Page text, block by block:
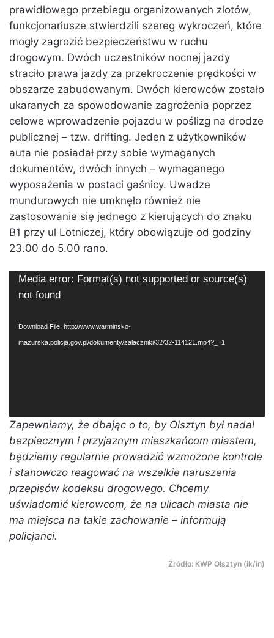
prawidłowego przebiegu organizowanych zlotów,
funkcjonariusze stwierdzili szereg wykroczeń, które
mogły zagrozić bezpieczeństwu w ruchu
drogowym. Dwóch uczestników nocnej jazdy
straciło prawa jazdy za przekroczenie prędkości w
obszarze zabudowanym. Dwóch kierowców zostało
ukaranych za spowodowanie zagrożenia poprzez
celowe wprowadzenie pojazdu w poślizg na drodze
publicznej – tzw. drifting. Jeden z użytkowników
auta nie posiadał przy sobie wymaganych
dokumentów, dwóch innych – wymaganego
wyposażenia w postaci gaśnicy. Uwadze
mundurowych nie umknęło również nie
zastosowanie się jednego z kierujących do znaku
B1 przy ul Lotniczej, który obowiązuje od godziny
23.00 do 5.00 rano.
Video
Player
Media error: Format(s) not supported or source(s)
not found
Download File: http://www.warminsko-
mazurska.policja.gov.pl/dokumenty/zalaczniki/32/32-114121.mp4?_=1
Zapewniamy, że dbając o to, by Olsztyn był nadal
bezpiecznym i przyjaznym mieszkańcom miastem,
będziemy regularnie prowadzić wzmożone kontrole
i stanowczo reagować na wszelkie naruszenia
przepisów kodeksu drogowego. Chcemy
uświadomić kierowcom, że na ulicach miasta nie
ma miejsca na takie zachowanie – informują
policjanci.
Źródło: KWP Olsztyn (ik/in)